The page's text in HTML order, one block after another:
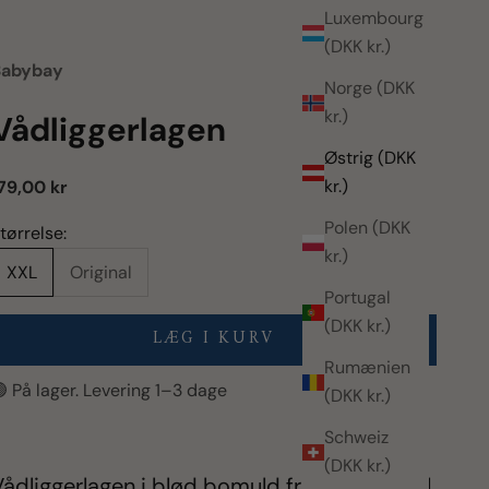
Luxembourg
(DKK kr.)
Norge (DKK
kr.)
Østrig (DKK
kr.)
Polen (DKK
kr.)
Portugal
(DKK kr.)
Rumænien
(DKK kr.)
Schweiz
(DKK kr.)
kr
XXL
Original
LÆG I KURV
På lager. Levering 1–3 dage